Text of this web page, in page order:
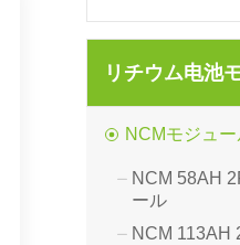
リチウム电池
NCMモジュー

NCM 58AH
ール
 NCM 113AH